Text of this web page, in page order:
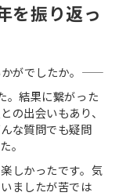
を振り返っ
でしたか。――
。結果に繋がった
の出会いもあり、
な質問でも疑問
。
しかったです。気
ましたが苦では